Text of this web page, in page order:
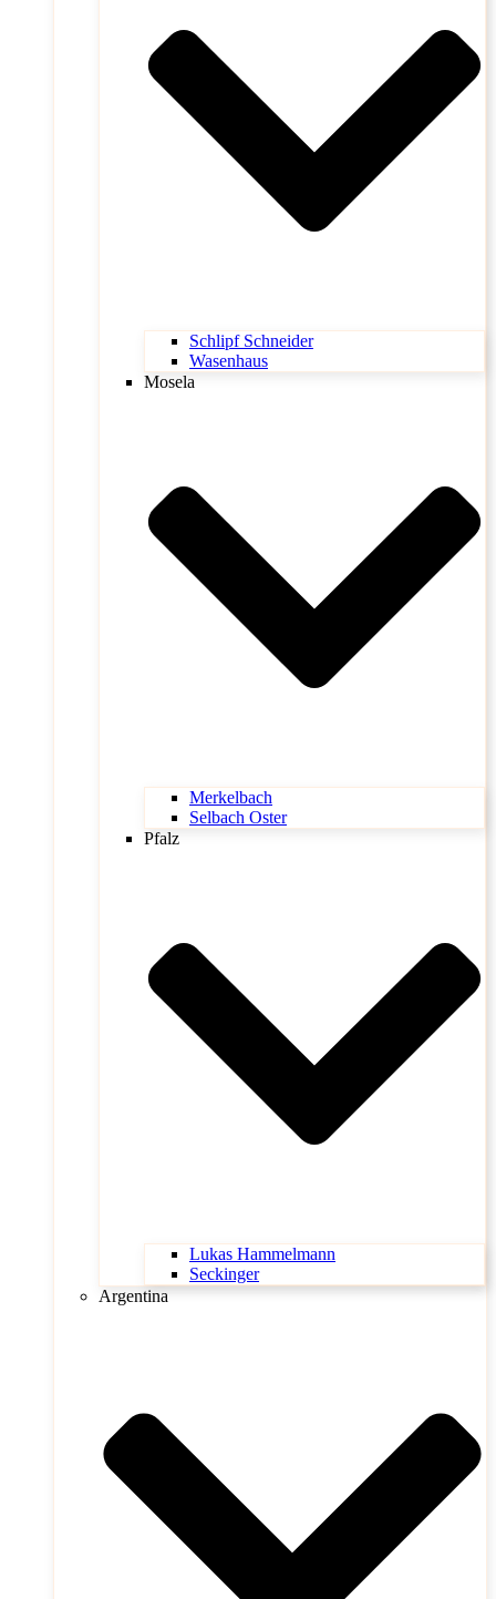
Schlipf Schneider
Wasenhaus
Mosela
Merkelbach
Selbach Oster
Pfalz
Lukas Hammelmann
Seckinger
Argentina